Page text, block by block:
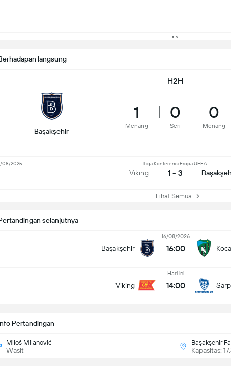
selanjutnya
Başakşehir
16/08/2026
16:00
Viking
Hari ini
14:00
Pertandingan
Miloš Milanović
Wasit
Başakşehir
Kapasitas:
langsung
H2H
Başakşehir
1
Menang
0
Seri
0
Menang
Viking
Liga Konferensi Eropa UEFA
1 - 3
08/2025
Lihat Semua